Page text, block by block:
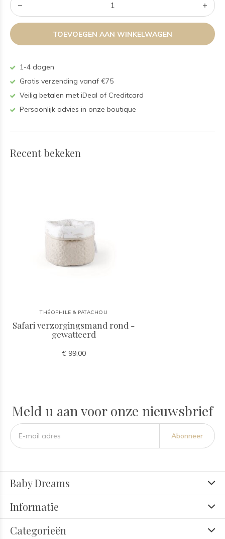
TOEVOEGEN AAN WINKELWAGEN
1-4 dagen
Gratis verzending vanaf €75
Veilig betalen met iDeal of Creditcard
Persoonlijk advies in onze boutique
Recent bekeken
THÉOPHILE & PATACHOU
Safari verzorgingsmand rond -
gewatteerd
€ 99,00
Meld u aan voor onze nieuwsbrief
Abonneer
Baby Dreams
Informatie
Categorieën